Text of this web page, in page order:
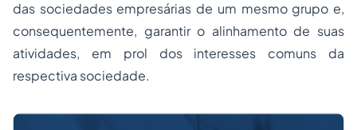
das sociedades empresárias de um mesmo grupo e,
consequentemente, garantir o alinhamento de suas
atividades, em prol dos interesses comuns da
respectiva sociedade.